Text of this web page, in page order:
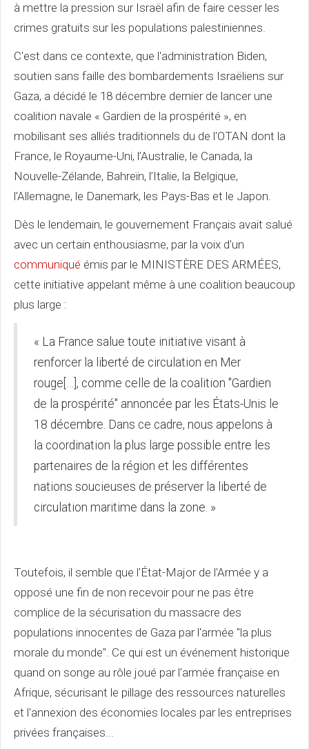
à mettre la pression sur Israël afin de faire cesser les
crimes gratuits sur les populations palestiniennes.
C'est dans ce contexte, que l'administration Biden,
soutien sans faille des bombardements Israëliens sur
Gaza, a décidé le 18 décembre dernier de lancer une
coalition navale « Gardien de la prospérité », en
mobilisant ses alliés traditionnels du de l'OTAN dont la
France, le Royaume-Uni, l’Australie, le Canada, la
Nouvelle-Zélande, Bahreïn, l’Italie, la Belgique,
l’Allemagne, le Danemark, les Pays-Bas et le Japon.
Dès le lendemain, le gouvernement Français avait salué
avec un certain enthousiasme, par la voix d'un
communiqué émis par le MINISTÈRE DES ARMÉES,
cette initiative appelant même à une coalition beaucoup
plus large :
« La France salue toute initiative visant à
renforcer la liberté de circulation en Mer
rouge[…], comme celle de la coalition "Gardien
de la prospérité" annoncée par les États-Unis le
18 décembre. Dans ce cadre, nous appelons à
la coordination la plus large possible entre les
partenaires de la région et les différentes
nations soucieuses de préserver la liberté de
circulation maritime dans la zone. »
Toutefois, il semble que l'État-Major de l'Armée y a
opposé une fin de non recevoir pour ne pas être
complice de la sécurisation du massacre des
populations innocentes de Gaza par l'armée "la plus
morale du monde". Ce qui est un événement historique
quand on songe au rôle joué par l'armée française en
Afrique, sécurisant le pillage des ressources naturelles
et l'annexion des économies locales par les entreprises
privées françaises...